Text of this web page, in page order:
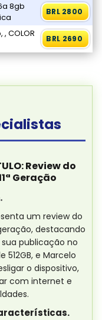
8gb
BRL 2800
COLOR
BRL 2690
Review do
Geração
um review do
destacando
publicação no
512GB, e Marcelo
o dispositivo,
com internet e